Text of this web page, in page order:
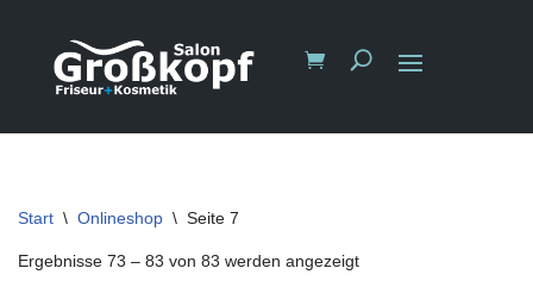
Start \ Onlineshop \ Seite 7
Ergebnisse 73 – 83 von 83 werden angezeigt